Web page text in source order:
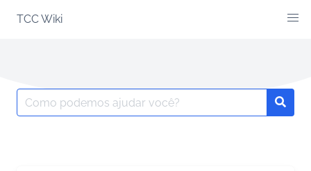
TCC Wiki
Search
for: